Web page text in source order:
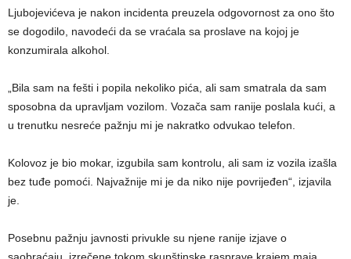
Ljubojevićeva je nakon incidenta preuzela odgovornost za ono što
se dogodilo, navodeći da se vraćala sa proslave na kojoj je
konzumirala alkohol.
„Bila sam na fešti i popila nekoliko pića, ali sam smatrala da sam
sposobna da upravljam vozilom. Vozača sam ranije poslala kući, a
u trenutku nesreće pažnju mi je nakratko odvukao telefon.
Kolovoz je bio mokar, izgubila sam kontrolu, ali sam iz vozila izašla
bez tuđe pomoći. Najvažnije mi je da niko nije povrijeđen“, izjavila
je.
Posebnu pažnju javnosti privukle su njene ranije izjave o